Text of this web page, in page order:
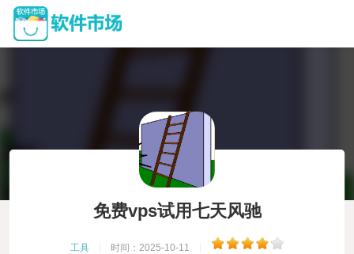
免费vps试用七天风驰
工具 时间：2025-10-11